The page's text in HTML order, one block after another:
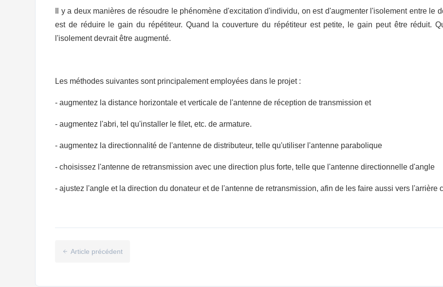
Il y a deux manières de résoudre le phénomène d'excitation d'individu, on est d'augmenter l'isolement entre le
est de réduire le gain du répétiteur. Quand la couverture du répétiteur est petite, le gain peut être réduit.
l'isolement devrait être augmenté.
Les méthodes suivantes sont principalement employées dans le projet :
- augmentez la distance horizontale et verticale de l'antenne de réception de transmission et
- augmentez l'abri, tel qu'installer le filet, etc. de armature.
- augmentez la directionnalité de l'antenne de distributeur, telle qu'utiliser l'antenne parabolique
- choisissez l'antenne de retransmission avec une direction plus forte, telle que l'antenne directionnelle d'angle
- ajustez l'angle et la direction du donateur et de l'antenne de retransmission, afin de les faire aussi vers l'arrière
Article précédent